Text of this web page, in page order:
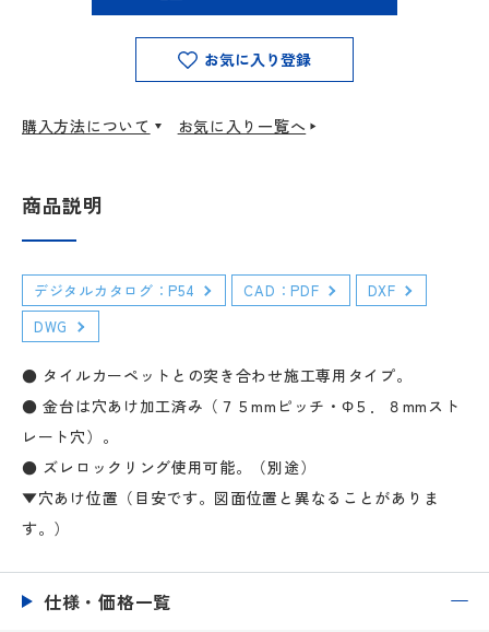
お気に入り登録
購入方法について お気に入り一覧へ
商品説明
デジタルカタログ：P54 CAD：PDF
DXF
DWG
● タイルカーペットとの突き合わせ施工専用タイプ。
● 金台は穴あけ加工済み（７５mmピッチ・Φ５．８mmスト
レート穴）。
● ズレロックリング使用可能。（別途）
▼穴あけ位置（目安です。図面位置と異なることがありま
す。）
仕様・価格一覧